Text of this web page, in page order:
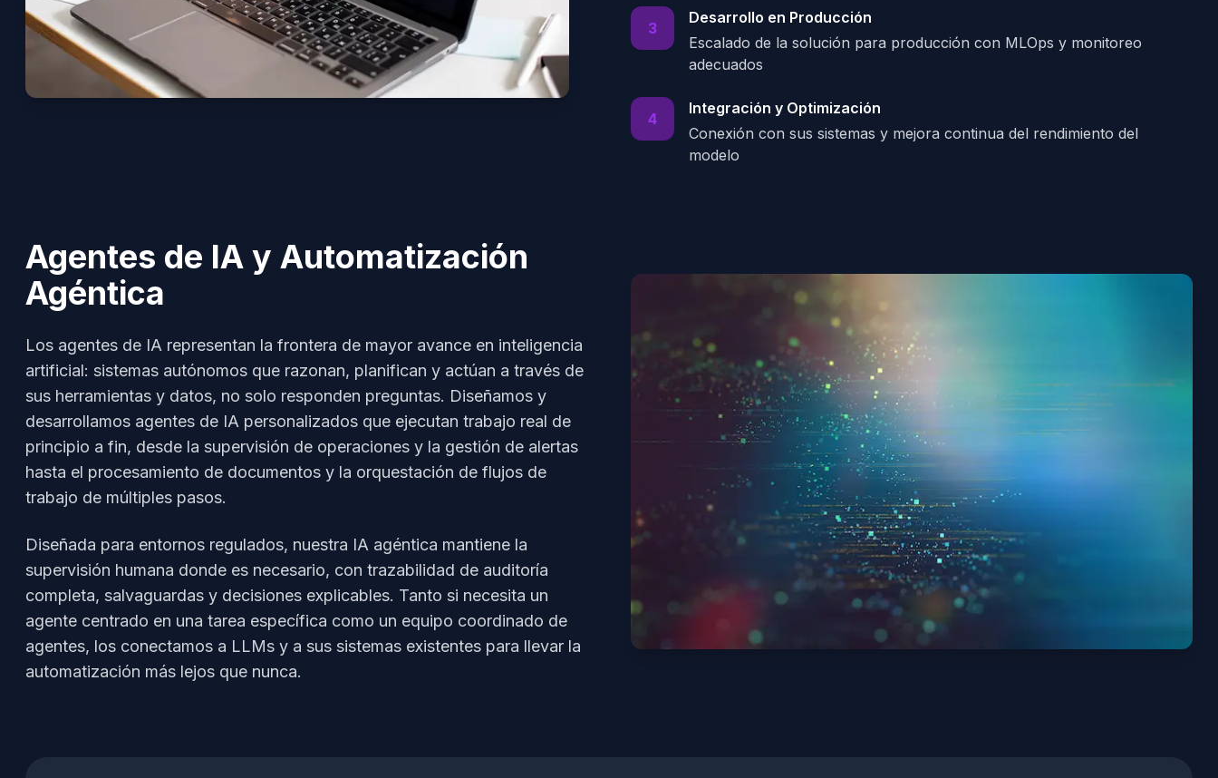
3
Desarrollo en Producción
Escalado de la solución para producción con MLOps y monitoreo
adecuados
4
Integración y Optimización
Conexión con sus sistemas y mejora continua del rendimiento del
modelo
Agentes de IA y Automatización
Agéntica
Los agentes de IA representan la frontera de mayor avance en inteligencia
artificial: sistemas autónomos que razonan, planifican y actúan a través de
sus herramientas y datos, no solo responden preguntas. Diseñamos y
desarrollamos agentes de IA personalizados que ejecutan trabajo real de
principio a fin, desde la supervisión de operaciones y la gestión de alertas
hasta el procesamiento de documentos y la orquestación de flujos de
trabajo de múltiples pasos.
Diseñada para entornos regulados, nuestra IA agéntica mantiene la
supervisión humana donde es necesario, con trazabilidad de auditoría
completa, salvaguardas y decisiones explicables. Tanto si necesita un
agente centrado en una tarea específica como un equipo coordinado de
agentes, los conectamos a LLMs y a sus sistemas existentes para llevar la
automatización más lejos que nunca.